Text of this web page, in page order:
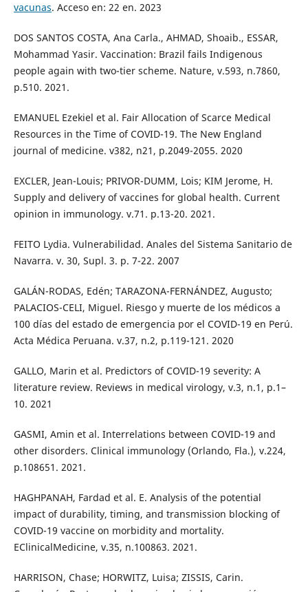
vacunas. Acceso en: 22 en. 2023
DOS SANTOS COSTA, Ana Carla., AHMAD, Shoaib., ESSAR,
Mohammad Yasir. Vaccination: Brazil fails Indigenous
people again with two-tier scheme. Nature, v.593, n.7860,
p.510. 2021.
EMANUEL Ezekiel et al. Fair Allocation of Scarce Medical
Resources in the Time of COVID-19. The New England
journal of medicine. v382, n21, p.2049-2055. 2020
EXCLER, Jean-Louis; PRIVOR-DUMM, Lois; KIM Jerome, H.
Supply and delivery of vaccines for global health. Current
opinion in immunology. v.71. p.13-20. 2021.
FEITO Lydia. Vulnerabilidad. Anales del Sistema Sanitario de
Navarra. v. 30, Supl. 3. p. 7-22. 2007
GALÁN-RODAS, Edén; TARAZONA-FERNÁNDEZ, Augusto;
PALACIOS-CELI, Miguel. Riesgo y muerte de los médicos a
100 días del estado de emergencia por el COVID-19 en Perú.
Acta Médica Peruana. v.37, n.2, p.119-121. 2020
GALLO, Marin et al. Predictors of COVID-19 severity: A
literature review. Reviews in medical virology, v.3, n.1, p.1–
10. 2021
GASMI, Amin et al. Interrelations between COVID-19 and
other disorders. Clinical immunology (Orlando, Fla.), v.224,
p.108651. 2021.
HAGHPANAH, Fardad et al. E. Analysis of the potential
impact of durability, timing, and transmission blocking of
COVID-19 vaccine on morbidity and mortality.
EClinicalMedicine, v.35, n.100863. 2021.
HARRISON, Chase; HORWITZ, Luisa; ZISSIS, Carin.